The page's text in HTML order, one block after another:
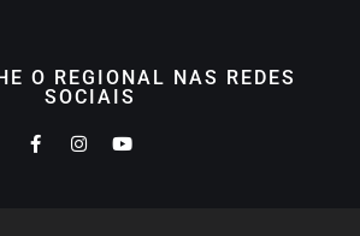
O REGIONAL NAS REDES
SOCIAIS